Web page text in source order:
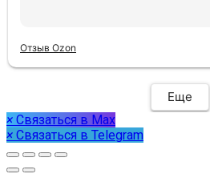
Отзыв Ozon
Еще
× Связаться в Max
× Связаться в Telegram